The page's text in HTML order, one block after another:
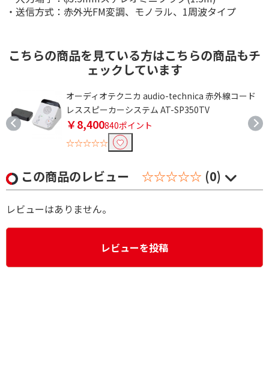
・送信方式：赤外光FM変調、モノラル、1周波タイプ
こちらの商品を見ている方はこちらの商品もチ
ェックしています
オーディオテクニカ audio-technica 赤外線コード
レススピーカーシステム AT-SP350TV
￥8,400840ポイント
☆☆☆☆☆
この商品のレビュー ☆☆☆☆☆ (0)
レビューはありません。
レビューを投稿